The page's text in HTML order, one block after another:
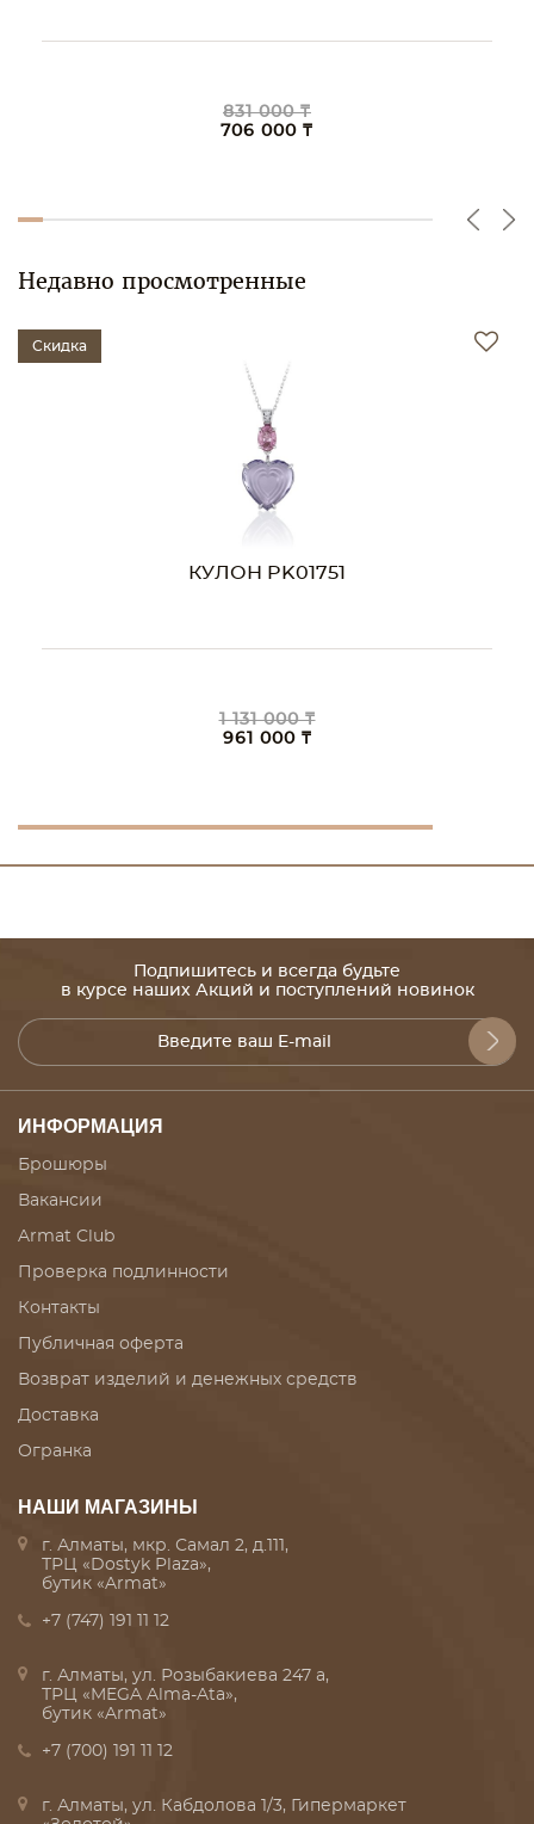
831 000 ₸
706 000 ₸
Недавно просмотренные
Скидка
КУЛОН PK01751
1 131 000 ₸
961 000 ₸
Подпишитесь и всегда будьте
в курсе наших Акций и поступлений новинок
ИНФОРМАЦИЯ
Брошюры
Вакансии
Armat Club
Проверка подлинности
Контакты
Публичная оферта
Возврат изделий и денежных средств
Доставка
Огранка
НАШИ МАГАЗИНЫ
г. Алматы, мкр. Самал 2, д.111,
ТРЦ «Dostyk Plaza»,
бутик «Armat»
+7 (747) 191 11 12
г. Алматы, ул. Розыбакиева 247 а,
ТРЦ «MEGA Alma-Ata»,
бутик «Armat»
+7 (700) 191 11 12
г. Алматы, ул. Кабдолова 1/3, Гипермаркет